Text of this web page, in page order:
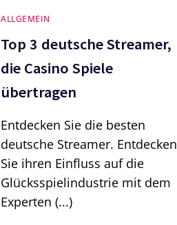
ALLGEMEIN
Top 3 deutsche Streamer,
die Casino Spiele
übertragen
Entdecken Sie die besten
deutsche Streamer. Entdecken
Sie ihren Einfluss auf die
Glücksspielindustrie mit dem
Experten (...)